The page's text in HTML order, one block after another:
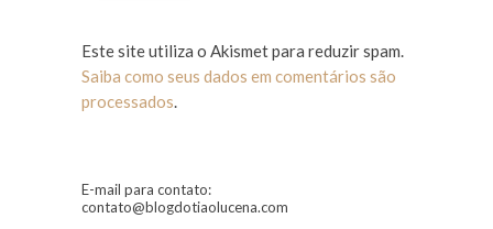
Este site utiliza o Akismet para reduzir spam.
Saiba como seus dados em comentários são
processados.
E-mail para contato:
contato@blogdotiaolucena.com